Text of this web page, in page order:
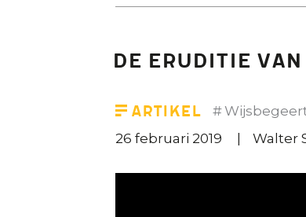
De eruditie
Artikel
26 februari 2019
Walter